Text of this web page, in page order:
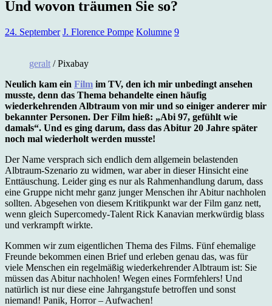
Und wovon träumen Sie so?
24. September J. Florence Pompe Kolumne 9
geralt / Pixabay
Neulich kam ein Film im TV, den ich mir unbedingt ansehen
musste, denn das Thema behandelte einen häufig
wiederkehrenden Albtraum von mir und so einiger anderer mir
bekannter Personen. Der Film hieß: „Abi 97, gefühlt wie
damals“. Und es ging darum, dass das Abitur 20 Jahre später
noch mal wiederholt werden musste!
Der Name versprach sich endlich dem allgemein belastenden
Albtraum-Szenario zu widmen, war aber in dieser Hinsicht eine
Enttäuschung. Leider ging es nur als Rahmenhandlung darum, dass
eine Gruppe nicht mehr ganz junger Menschen ihr Abitur nachholen
sollten. Abgesehen von diesem Kritikpunkt war der Film ganz nett,
wenn gleich Supercomedy-Talent Rick Kanavian merkwürdig blass
und verkrampft wirkte.
Kommen wir zum eigentlichen Thema des Films. Fünf ehemalige
Freunde bekommen einen Brief und erleben genau das, was für
viele Menschen ein regelmäßig wiederkehrender Albtraum ist: Sie
müssen das Abitur nachholen! Wegen eines Formfehlers! Und
natürlich ist nur diese eine Jahrgangstufe betroffen und sonst
niemand! Panik, Horror – Aufwachen!